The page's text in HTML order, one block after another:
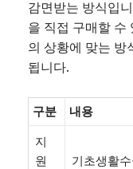
감면받는 방식입
을 직접 구매할 수
의 상황에 맞는 방
됩니다.
구분 내용
지
원
기초생활